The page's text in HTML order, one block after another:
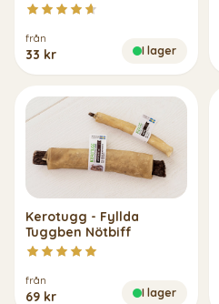
från
33 kr I lager
Kerotugg - Fyllda
Tuggben Nötbiff
från
69 kr I lager